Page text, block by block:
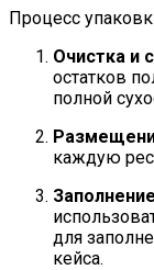
Процесс
Очистка и
остатков
полной
каждую
для
кейса.